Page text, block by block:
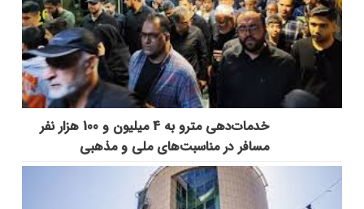
خدمات‌دهي مترو به 4 ميليون و 100 هزار نفر
مسافر در مناسبت‌هاي ملي و مذهبي